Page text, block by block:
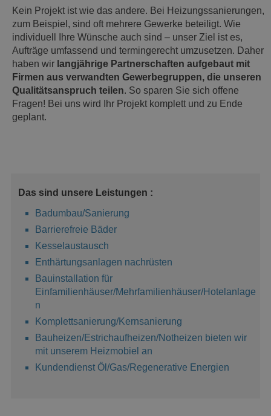
Kein Projekt ist wie das andere. Bei Heizungssanierungen,
zum Beispiel, sind oft mehrere Gewerke beteiligt. Wie
individuell
Ihre Wünsche auch sind – unser Ziel ist es,
Aufträge umfassend und termingerecht umzusetzen. Daher
haben wir langjährige Partnerschaften aufgebaut mit
Firmen aus verwandten Gewerbegruppen, die unseren
Qualitätsanspruch teilen. So sparen Sie sich offene
Fragen! Bei uns wird Ihr Projekt komplett und zu Ende
geplant.
Das sind unsere Leistungen :
Badumbau/Sanierung
Barrierefreie Bäder
Kesselaustausch
Enthärtungsanlagen nachrüsten
Bauinstallation für
Einfamilienhäuser/Mehrfamilienhäuser/Hotelanlage
n
Komplettsanierung/Kernsanierung
Bauheizen/Estrichaufheizen/Notheizen bieten wir
mit unserem Heizmobiel an
Kundendienst Öl/Gas/Regenerative Energien